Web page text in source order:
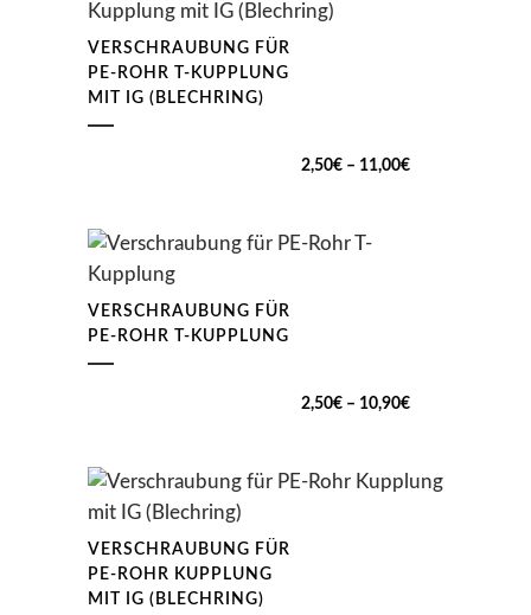
VERSCHRAUBUNG FÜR
PE-ROHR T-KUPPLUNG
MIT IG (BLECHRING)
2,50€ – 11,00€Preisspanne:
VERSCHRAUBUNG FÜR
PE-ROHR T-KUPPLUNG
2,50€ – 10,90€Preisspanne:
10,90€
VERSCHRAUBUNG FÜR
PE-ROHR KUPPLUNG
MIT IG (BLECHRING)